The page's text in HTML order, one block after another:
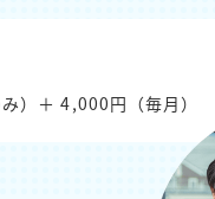
）＋ 4,000円（毎月）